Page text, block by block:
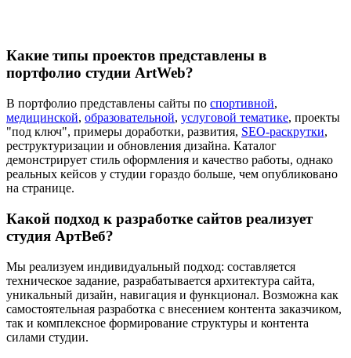
Какие типы проектов представлены в
портфолио студии ArtWeb?
В портфолио представлены сайты по спортивной,
медицинской, образовательной, услуговой тематике, проекты
"под ключ", примеры доработки, развития, SEO-раскрутки,
реструктуризации и обновления дизайна. Каталог
демонстрирует стиль оформления и качество работы, однако
реальных кейсов у студии гораздо больше, чем опубликовано
на странице.
Какой подход к разработке сайтов реализует
студия АртВеб?
Мы реализуем индивидуальный подход: составляется
техническое задание, разрабатывается архитектура сайта,
уникальный дизайн, навигация и функционал. Возможна как
самостоятельная разработка с внесением контента заказчиком,
так и комплексное формирование структуры и контента
силами студии.